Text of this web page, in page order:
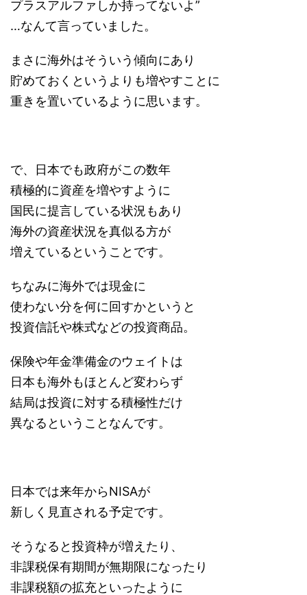
プラスアルファしか持ってないよ”
…なんて言っていました。
まさに海外はそういう傾向にあり
貯めておくというよりも増やすことに
重きを置いているように思います。
で、日本でも政府がこの数年
積極的に資産を増やすように
国民に提言している状況もあり
海外の資産状況を真似る方が
増えているということです。
ちなみに海外では現金に
使わない分を何に回すかというと
投資信託や株式などの投資商品。
保険や年金準備金のウェイトは
日本も海外もほとんど変わらず
結局は投資に対する積極性だけ
異なるということなんです。
日本では来年からNISAが
新しく見直される予定です。
そうなると投資枠が増えたり、
非課税保有期間が無期限になったり
非課税額の拡充といったように